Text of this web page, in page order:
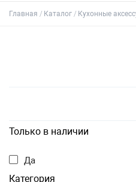
Главная Каталог Кухонные
Только в наличии
Да
Категория